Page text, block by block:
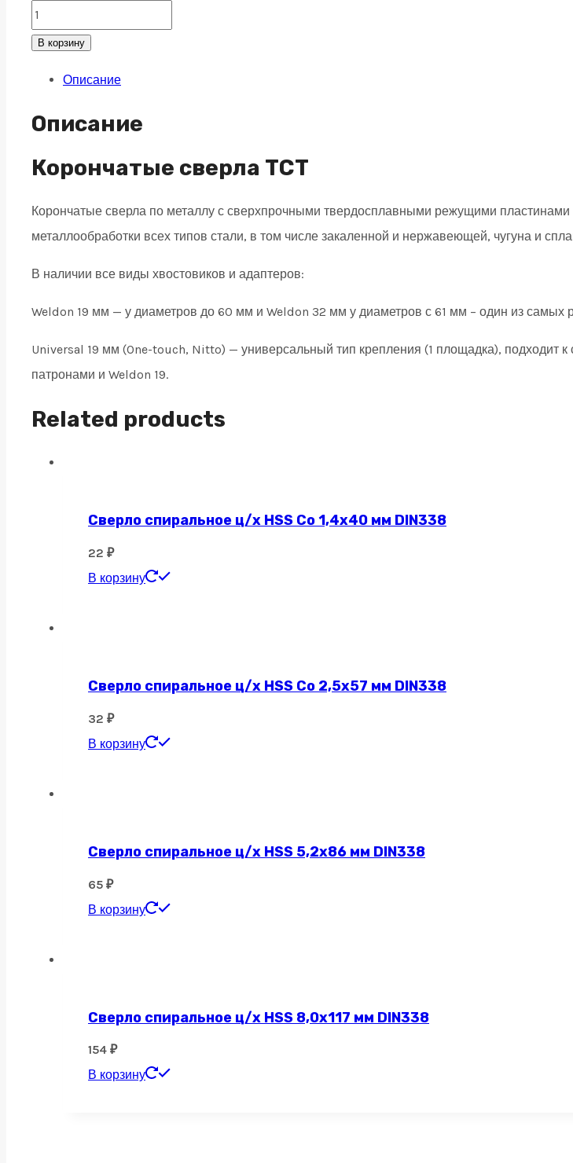
ТСТ
Корончатое
weldon
quantity
В корзину
Описание
Описание
Корончатые сверла TCT
Корончатые сверла по металлу с сверхпрочными твердосплавными режущими
металлообработки всех типов стали, в том числе закаленной и нержавеющей, чугуна и
В наличии все виды хвостовиков и адаптеров:
Weldon 19 мм — у диаметров до 60 мм и Weldon 32 мм у диаметров с 61 мм – один из самых
Universal 19 мм (One-touch, Nitto) — универсальный тип крепления (1 площадка), подходит
патронами и Weldon 19.
Related products
Сверло спиральное ц/х HSS Co 1,4х40 мм DIN338
22 ₽
В корзину
Сверло спиральное ц/х HSS Co 2,5х57 мм DIN338
32 ₽
В корзину
Сверло спиральное ц/х HSS 5,2х86 мм DIN338
65 ₽
В корзину
Сверло спиральное ц/х HSS 8,0х117 мм DIN338
154 ₽
В корзину